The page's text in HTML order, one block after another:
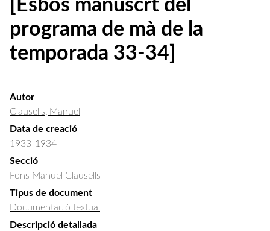
[Esbós manuscrt del
programa de mà de la
temporada 33-34]
Autor
Clausells, Manuel
Data de creació
1933-1934
Secció
Fons Manuel Clausells
Tipus de document
Documentació textual
Descripció detallada